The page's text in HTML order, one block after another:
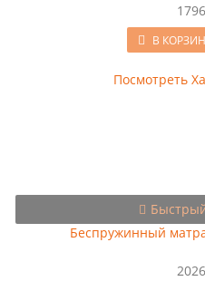
В
Посмотреть
Беспружинный